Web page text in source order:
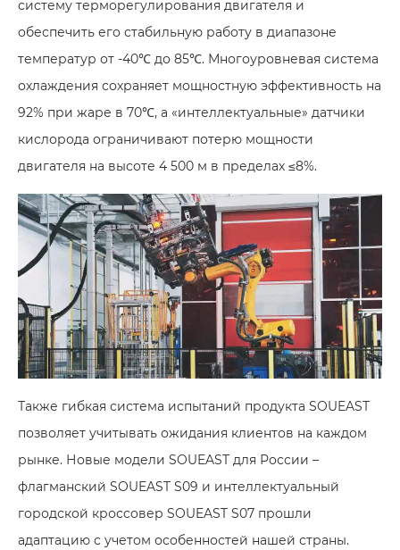
систему терморегулирования двигателя и
обеспечить его стабильную работу в диапазоне
температур от -40℃ до 85℃. Многоуровневая система
охлаждения сохраняет мощностную эффективность на
92% при жаре в 70℃, а «интеллектуальные» датчики
кислорода ограничивают потерю мощности
двигателя на высоте 4 500 м в пределах ≤8%.
Также гибкая система испытаний продукта SOUEAST
позволяет учитывать ожидания клиентов на каждом
рынке. Новые модели SOUEAST для России –
флагманский SOUEAST S09 и интеллектуальный
городской кроссовер SOUEAST S07 прошли
адаптацию с учетом особенностей нашей страны.